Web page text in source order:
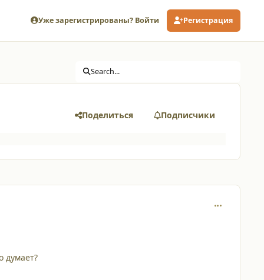
Уже зарегистрированы? Войти Регистрация
Search...
Поделиться Подписчики
думает?